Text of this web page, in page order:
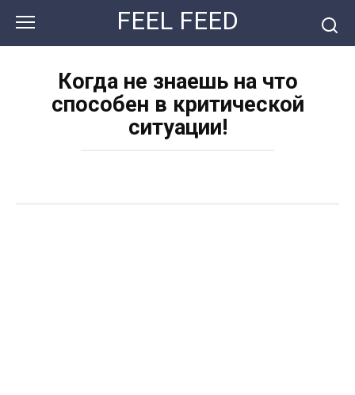
контенту
FEEL FEED
Когда не знаешь на что
способен в критической
ситуации!